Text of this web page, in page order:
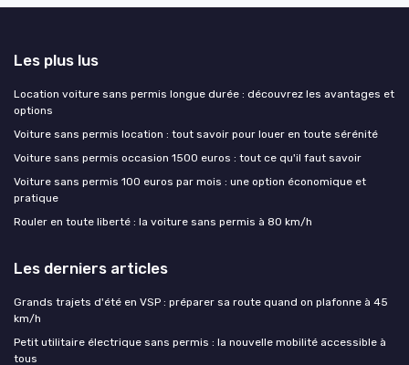
Les plus lus
Location voiture sans permis longue durée : découvrez les avantages et
options
Voiture sans permis location : tout savoir pour louer en toute sérénité
Voiture sans permis occasion 1500 euros : tout ce qu'il faut savoir
Voiture sans permis 100 euros par mois : une option économique et
pratique
Rouler en toute liberté : la voiture sans permis à 80 km/h
Les derniers articles
Grands trajets d'été en VSP : préparer sa route quand on plafonne à 45
km/h
Petit utilitaire électrique sans permis : la nouvelle mobilité accessible à
tous